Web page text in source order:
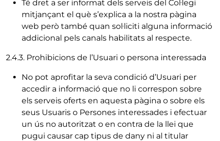
Té dret a ser informat dels serveis del Col·legi
mitjançant el què s’explica a la nostra pàgina
web però també quan sol·liciti alguna informació
addicional pels canals habilitats al respecte.
2.4.3. Prohibicions de l’Usuari o persona interessada
No pot aprofitar la seva condició d’Usuari per
accedir a informació que no li correspon sobre
els serveis oferts en aquesta pàgina o sobre els
seus Usuaris o Persones interessades i efectuar
un ús no autoritzat o en contra de la llei que
pugui causar cap tipus de dany ni al titular